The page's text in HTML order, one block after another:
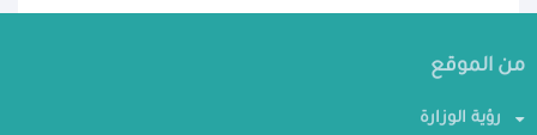
من الموقع
رؤية الوزارة